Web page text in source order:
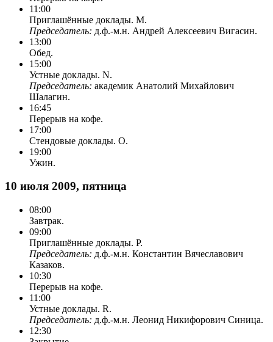
11:00
Приглашённые доклады. M.
Председатель: д.ф.-м.н. Андрей Алексеевич Вигасин.
13:00
Обед.
15:00
Устные доклады. N.
Председатель: академик Анатолий Михайлович
Шалагин.
16:45
Перерыв на кофе.
17:00
Стендовые доклады. O.
19:00
Ужин.
10 июля 2009, пятница
08:00
Завтрак.
09:00
Приглашённые доклады. P.
Председатель: д.ф.-м.н. Константин Вячеславович
Казаков.
10:30
Перерыв на кофе.
11:00
Устные доклады. R.
Председатель: д.ф.-м.н. Леонид Никифорович Синица.
12:30